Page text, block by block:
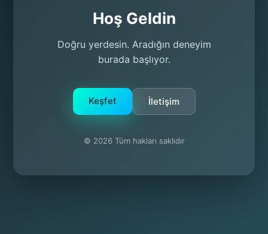
Hoş Geldin
Doğru yerdesin. Aradığın deneyim
burada başlıyor.
Keşfet İletişim
© 2026 Tüm hakları saklıdır